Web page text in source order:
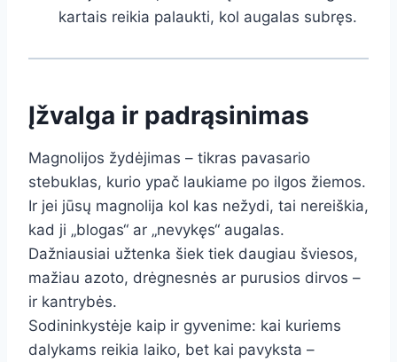
kartais reikia palaukti, kol augalas subręs.
Įžvalga ir padrąsinimas
Magnolijos žydėjimas – tikras pavasario
stebuklas, kurio ypač laukiame po ilgos žiemos.
Ir jei jūsų magnolija kol kas nežydi, tai nereiškia,
kad ji „blogas“ ar „nevykęs“ augalas.
Dažniausiai užtenka šiek tiek daugiau šviesos,
mažiau azoto, drėgnesnės ar purusios dirvos –
ir kantrybės.
Sodininkystėje kaip ir gyvenime: kai kuriems
dalykams reikia laiko, bet kai pavyksta –